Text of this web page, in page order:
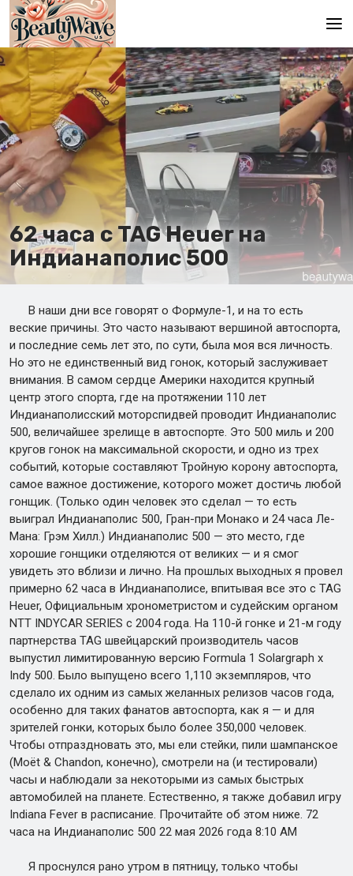
Главная
En
Es
Ru
It
De
62 часа с TAG Heuer на
Индианаполис 500
В наши дни все говорят о Формуле-1, и на то есть
веские причины. Это часто называют вершиной автоспорта,
и последние семь лет это, по сути, была моя вся личность.
Но это не единственный вид гонок, который заслуживает
внимания. В самом сердце Америки находится крупный
центр этого спорта, где на протяжении 110 лет
Индианаполисский моторспидвей проводит Индианаполис
500, величайшее зрелище в автоспорте. Это 500 миль и 200
кругов гонок на максимальной скорости, и одно из трех
событий, которые составляют Тройную корону автоспорта,
самое важное достижение, которого может достичь любой
гонщик. (Только один человек это сделал — то есть
выиграл Индианаполис 500, Гран-при Монако и 24 часа Ле-
Мана: Грэм Хилл.) Индианаполис 500 — это место, где
хорошие гонщики отделяются от великих — и я смог
увидеть это вблизи и лично. На прошлых выходных я провел
примерно 62 часа в Индианаполисе, впитывая все это с TAG
Heuer, Официальным хронометристом и судейским органом
NTT INDYCAR SERIES с 2004 года. На 110-й гонке и 21-м году
партнерства TAG швейцарский производитель часов
выпустил лимитированную версию Formula 1 Solargraph x
Indy 500. Было выпущено всего 1,110 экземпляров, что
сделало их одним из самых желанных релизов часов года,
особенно для таких фанатов автоспорта, как я — и для
зрителей гонки, которых было более 350,000 человек.
Чтобы отпраздновать это, мы ели стейки, пили шампанское
(Moët & Chandon, конечно), смотрели на (и тестировали)
часы и наблюдали за некоторыми из самых быстрых
автомобилей на планете. Естественно, я также добавил игру
Indiana Fever в расписание. Прочитайте об этом ниже. 72
часа на Индианаполис 500 22 мая 2026 года 8:10 AM
Я проснулся рано утром в пятницу, только чтобы